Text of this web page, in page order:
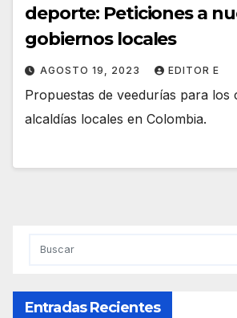
deporte: Peticiones a
gobiernos locales
AGOSTO 19, 2023 EDITOR E
Propuestas de veedurías para los
alcaldías locales en Colombia.
Entradas Recientes